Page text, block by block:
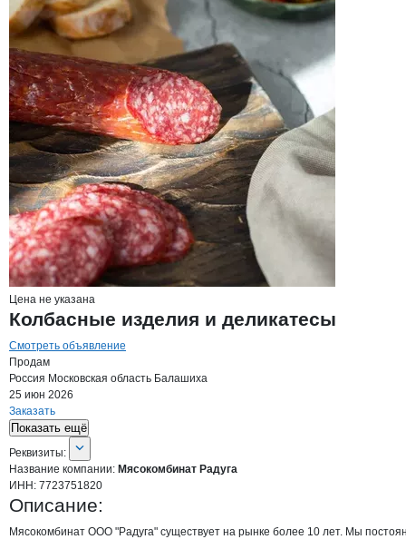
Цена не указана
Колбасные изделия и деликатесы
Смотреть объявление
Продам
Россия Московская область Балашиха
25 июн 2026
Заказать
Показать ещё
О компании
Реквизиты
Реквизиты:
Название компании: Мясокомбинат Радуга
ИНН: 7723751820
Описание:
Мясокомбинат ООО "Радуга" существует на рынке более 10 лет. Мы